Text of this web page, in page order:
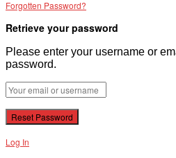
Forgotten Password?
Retrieve your password
Please enter your username or
password.
Log In